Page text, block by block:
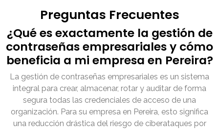
Preguntas Frecuentes
¿Qué es exactamente la gestión de
contraseñas empresariales y cómo
beneficia a mi empresa en Pereira?
La gestión de contraseñas empresariales es un sistema
integral para crear, almacenar, rotar y auditar de forma
segura todas las credenciales de acceso de una
organización. Para su empresa en Pereira, esto significa
una reducción drástica del riesgo de ciberataques por